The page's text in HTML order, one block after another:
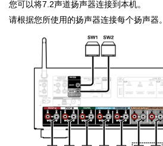
您可以将7.2声道扬声器连接到本机。
请根据您所使用的扬声器连接每个扬声器。